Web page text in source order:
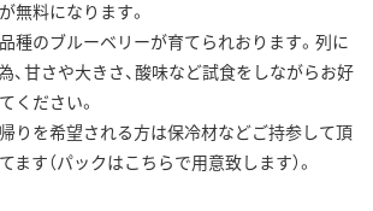
無料になります。
種のブルーベリーが育てられおります。列に
、甘さや大きさ、酸味など試食をしながらお好
ください。
りを希望される方は保冷材などご持参して頂
す（パックはこちらで用意致します）。